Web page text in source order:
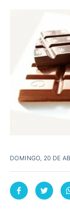
DOMINGO, 20 DE